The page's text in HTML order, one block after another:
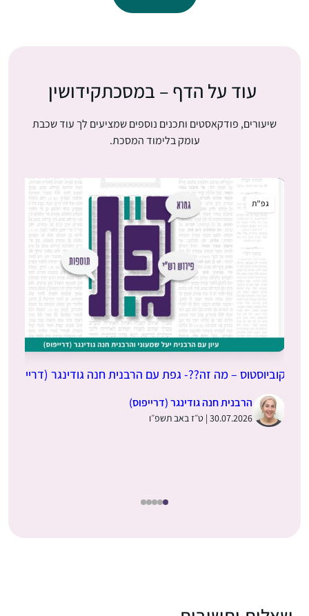
עוד על הדף – במסכתקידושין
שיעורים, פודקאסטים ותכנים נוספים שמציעים לך עוד שכבת
עומק בלימוד המסכת.
גפ”ת
קוביוסטוס – מה זה??- גפת עם הרבנית חנה גודינגר (דרייפוס)
הרבנית חנה גודינגר (דרייפוס)
30.07.2026 | ט״ז באב תשפ״ו